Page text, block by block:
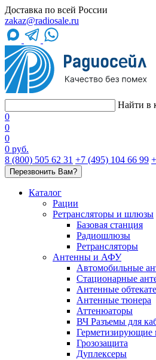
Доставка по всей России
zakaz@radiosale.ru
Найти в
0
0
0
0 руб.
8 (800) 505 62 31 +7 (495) 104 66 99
Перезвонить Вам?
Каталог
Рации
Ретрансляторы и шлюзы
Базовая станция
Радиошлюзы
Ретрансляторы
Антенны и АФУ
Автомобильные
Стационарные
Антенные
Антенные тюнера
Аттенюаторы
ВЧ Разъемы для
Герметизирующие
Грозозащита
Дуплексеры